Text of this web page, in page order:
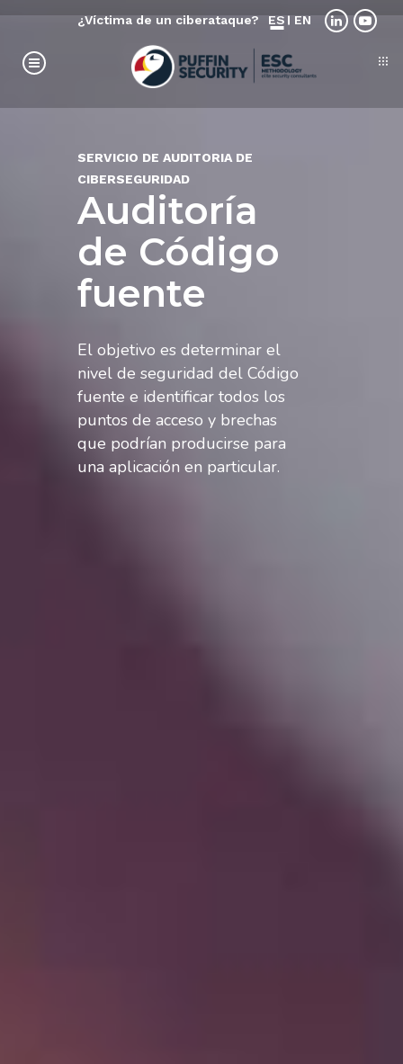
¿Víctima de un ciberataque? ES EN
SERVICIO DE AUDITORIA DE
CIBERSEGURIDAD
Auditoría
de Código
fuente
El objetivo es determinar el
nivel de seguridad del Código
fuente e identificar todos los
puntos de acceso y brechas
que podrían producirse para
una aplicación en particular.